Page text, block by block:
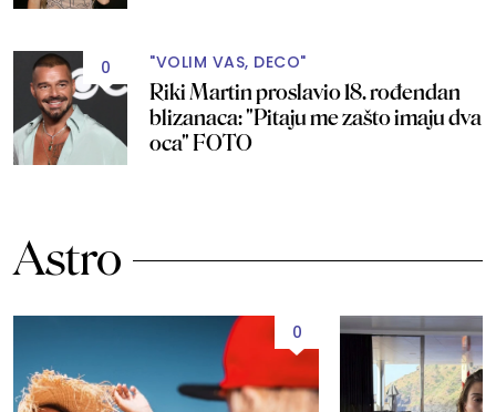
0 "VOLIM VAS, DECO"
Riki Martin proslavio 18. rođendan
blizanaca: "Pitaju me zašto imaju dva
oca" FOTO
Astro
0